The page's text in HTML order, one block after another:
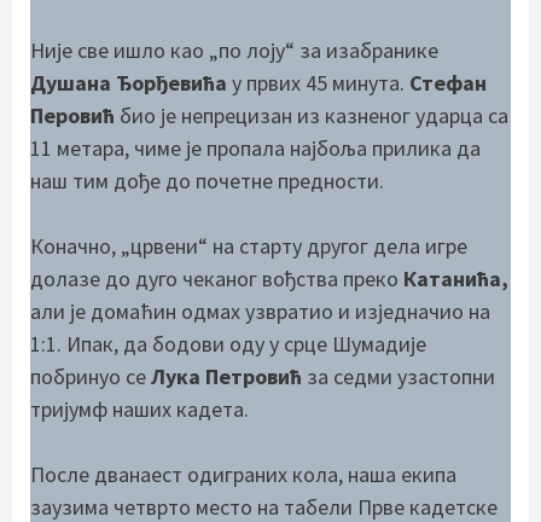
Није све ишло као „по лоју“ за изабранике
Душана Ђорђевића у првих 45 минута. Стефан
Перовић био је непрецизан из казненог ударца са
11 метара, чиме је пропала најбоља прилика да
наш тим дође до почетне предности.
Коначно, „црвени“ на старту другог дела игре
долазе до дуго чеканог вођства преко Катанића,
али је домаћин одмах узвратио и изједначио на
1:1. Ипак, да бодови оду у срце Шумадије
побринуо сеЛука Петровић за седми узастопни
тријумф наших кадета.
После дванаест одиграних кола, наша екипа
заузима четврто место на табели Прве кадетске